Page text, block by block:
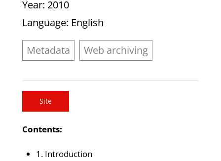
Year: 2010
Language: English
Metadata Web archiving
Site
Contents:
1. Introduction